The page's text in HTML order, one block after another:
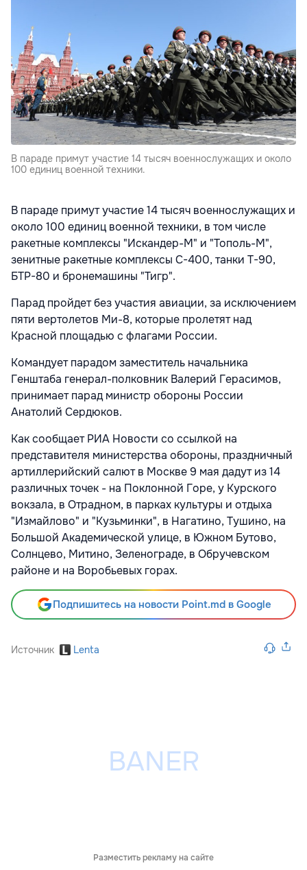
В параде примут участие 14 тысяч военнослужащих и около
100 единиц военной техники.
В параде примут участие 14 тысяч военнослужащих и
около 100 единиц военной техники, в том числе
ракетные комплексы "Искандер-М" и "Тополь-М",
зенитные ракетные комплексы С-400, танки Т-90,
БТР-80 и бронемашины "Тигр".
Парад пройдет без участия авиации, за исключением
пяти вертолетов Ми-8, которые пролетят над
Красной площадью с флагами России.
Командует парадом заместитель начальника
Генштаба генерал-полковник Валерий Герасимов,
принимает парад министр обороны России
Анатолий Сердюков.
Как сообщает РИА Новости со ссылкой на
представителя министерства обороны, праздничный
артиллерийский салют в Москве 9 мая дадут из 14
различных точек - на Поклонной Горе, у Курского
вокзала, в Отрадном, в парках культуры и отдыха
"Измайлово" и "Кузьминки", в Нагатино, Тушино, на
Большой Академической улице, в Южном Бутово,
Солнцево, Митино, Зеленограде, в Обручевском
районе и на Воробьевых горах.
Подпишитесь на новости Point.md в Google
Источник Lenta
Разместить рекламу на сайте